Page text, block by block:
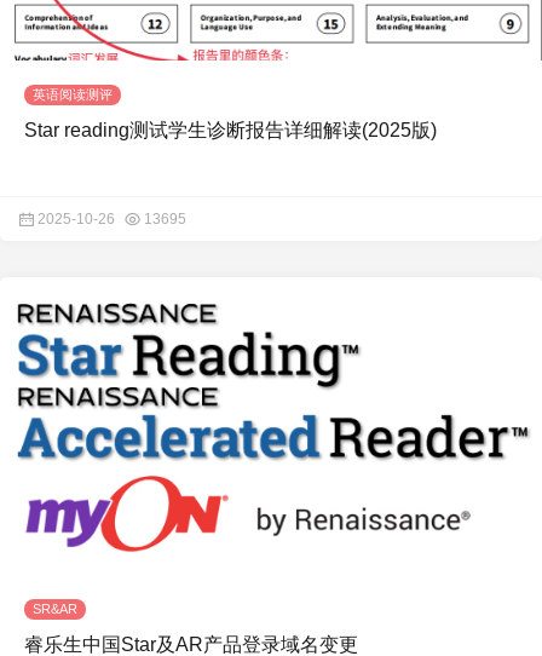
英语阅读测评
Star reading测试学生诊断报告详细解读(2025版)
2025-10-26 13695
SR&AR
睿乐生中国Star及AR产品登录域名变更